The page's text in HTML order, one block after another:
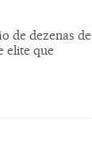
de dezenas de
elite que